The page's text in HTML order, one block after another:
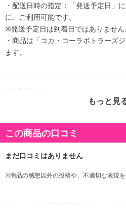
・配送日時の指定：「発送予定日」
に、ご利用可能です。
※発送予定日は到着日ではありません
・商品は「コカ・コーラボトラーズ
ます。
ジア 深煎りラテ無糖』が登場。
砂糖・甘味料不使用で、“丁寧に淹れ
ミルクとエスプレッソ（※2）のコク
ルアロマ製法”により、甘くない、香
もっと見
この商品の口コミ
※商品の感想以外の投稿や、不適切な表現